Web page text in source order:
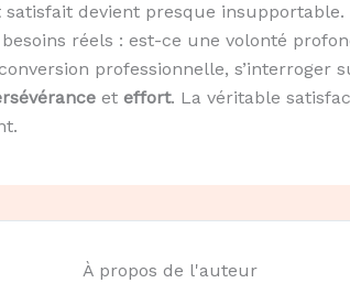
devient presque insupportable.
réels : est-ce une volonté
professionnelle, s’interroger
et effort. La véritable
À propos de l'auteur